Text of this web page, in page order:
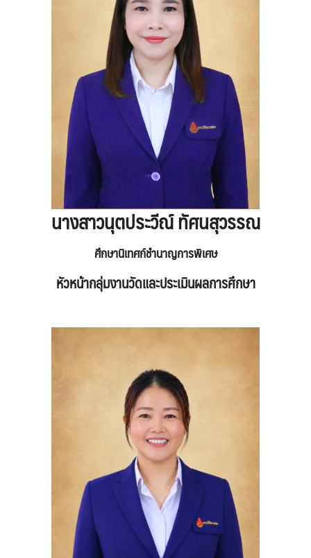
นางสาวนุตประวีณ์ ทัศนสุวรรณ
ศึกษานิเทศก์ชำนาญการพิเศษ
หัวหน้ากลุ่มงานวัดและประเมินผลการศึกษา